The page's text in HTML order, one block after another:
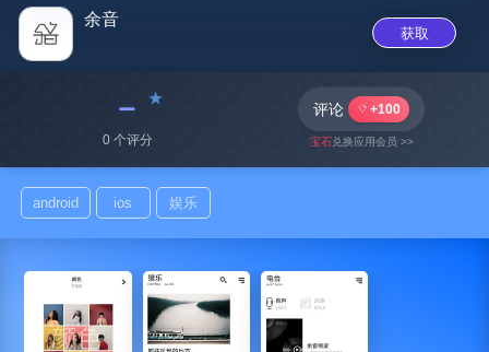
余音
获取
﹣
0 个评分
评论 +100
宝石兑换应用会员 >>
android ios 娱乐